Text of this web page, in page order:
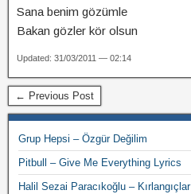
Sana benim gözümle
Bakan gözler kör olsun
Updated: 31/03/2011 — 02:14
← Previous Post
Grup Hepsi – Özgür Değilim
Pitbull – Give Me Everything Lyrics
Halil Sezai Paracıkoğlu – Kırlangıçlar